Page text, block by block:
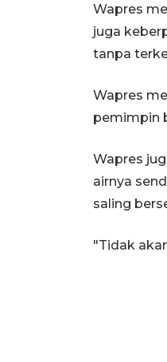
Wapres
juga
tanpa
Wapres
pemimpin
Wapres
airnya
saling
"Tidak